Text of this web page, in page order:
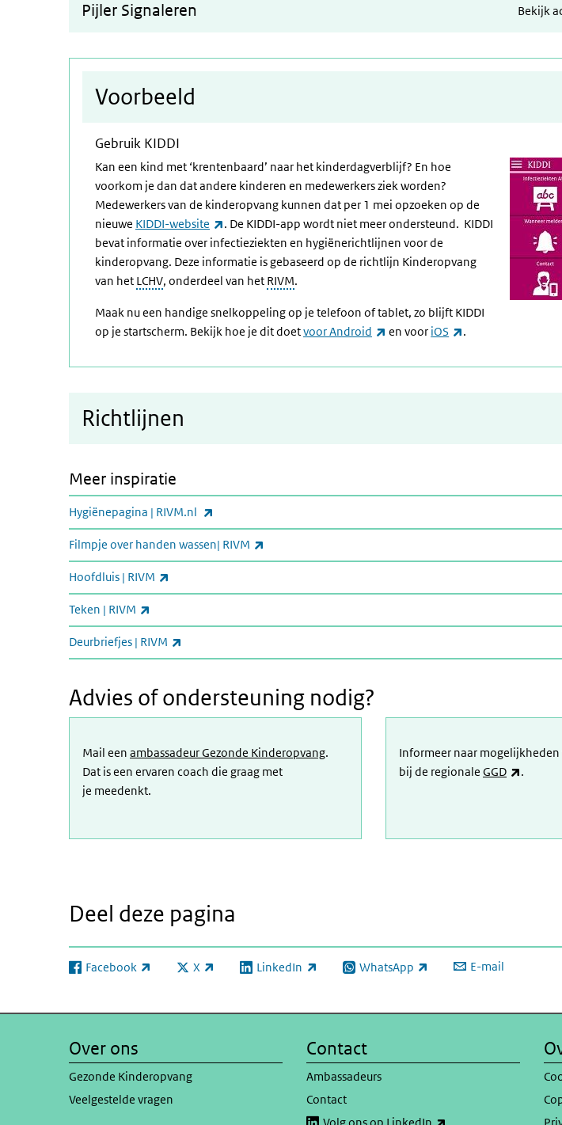
Pijler Signaleren Bekijk
Voorbeeld
Gebruik KIDDI
Kan een kind met ‘krentenbaard’ naar het kinderdagverblijf? En hoe
voorkom je dan dat andere kinderen en medewerkers ziek worden?
Medewerkers van de kinderopvang kunnen dat per 1 mei opzoeken op de
nieuwe KIDDI-website (externe link)
. De KIDDI-app wordt niet meer ondersteund. KIDDI
bevat informatie over infectieziekten en hygiënerichtlijnen voor de
kinderopvang. Deze informatie is gebaseerd op de richtlijn Kinderopvang
van het LCHV, onderdeel van het RIVM.
Maak nu een handige snelkoppeling op je telefoon of tablet, zo blijft KIDDI
op je startscherm. Bekijk hoe je dit doetvoor Android (externe link)
en voor iOS (externe link)
.
Richtlijnen
Meer inspiratie
Hygiënepagina | RIVM.nl
Filmpje over handen wassen| RIVM
Hoofdluis | RIVM
Teken | RIVM
Deurbriefjes | RIVM
Advies of ondersteuning nodig?
Mail een ambassadeur Gezonde Kinderopvang.
Dat is een ervaren coach die graag met
je meedenkt.
Informeer naar
bij de regionale GGD .
Deel deze pagina
Facebook
(externe link) X
(externe link) LinkedIn
(externe link) WhatsApp
(externe link) E-mail
Over ons
Gezonde Kinderopvang
Veelgestelde vragen
Contact
Ambassadeurs
Contact